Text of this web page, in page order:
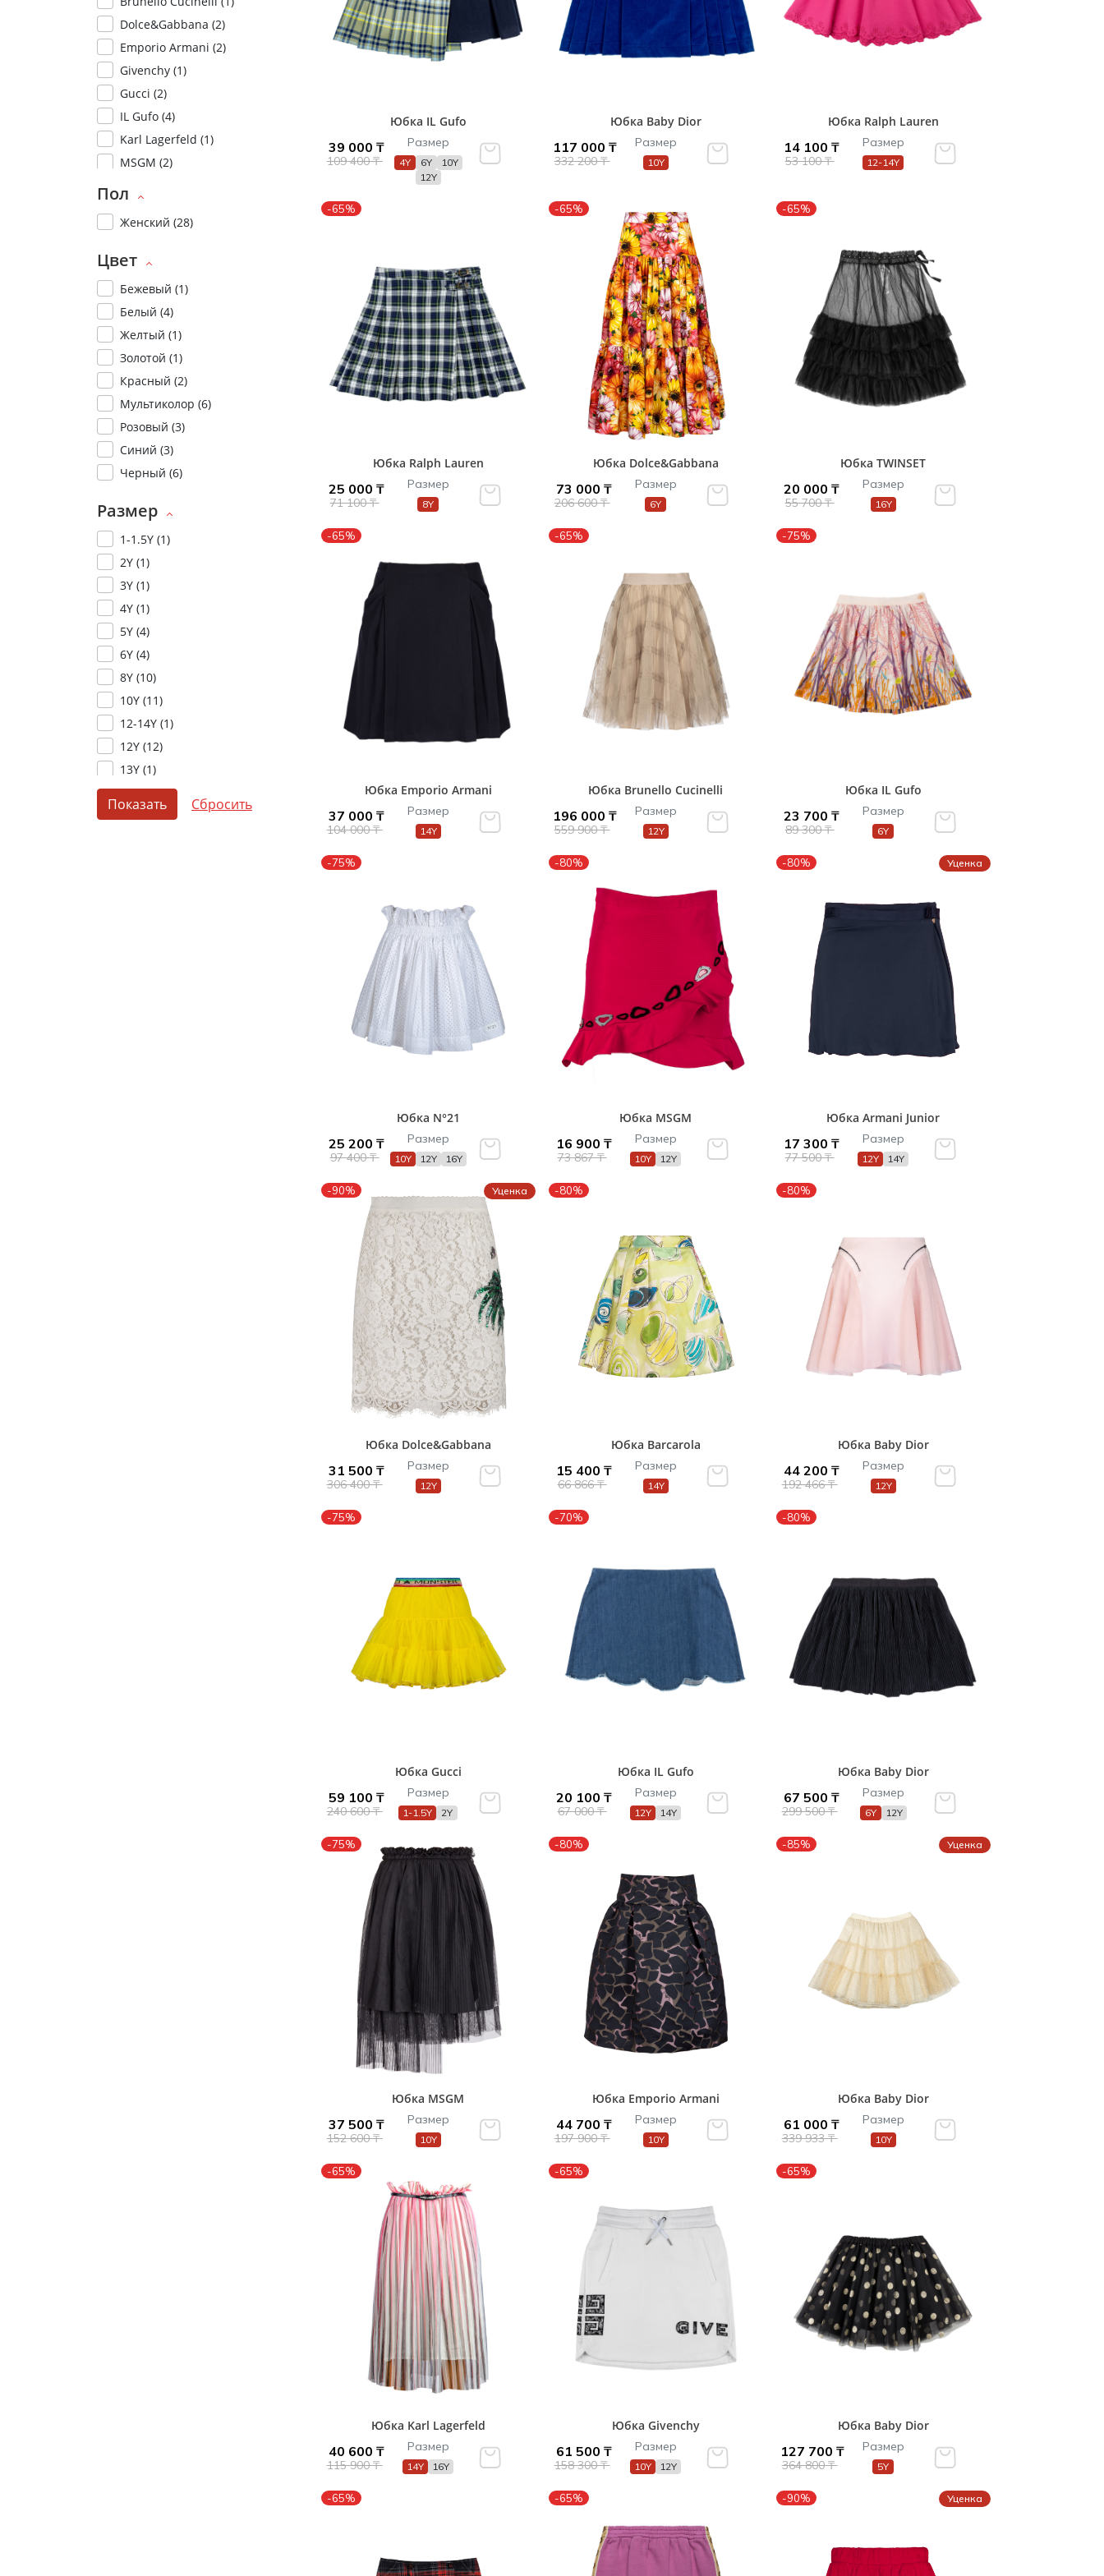
Спортивная одежда
Рубашки / Блузки /
Dolce&Gabbana (2)
Emporio Armani (2)
Givenchy (1)
Gucci (2)
IL Gufo (4)
Karl Lagerfeld (1)
MSGM (2)
TWINSET (1)
Пол
Женский (28)
Цвет
Бежевый (1)
Белый (4)
Желтый (1)
Золотой (1)
Красный (2)
Мультиколор (6)
Розовый (3)
Синий (3)
Черный (6)
Размер
1-1.5Y (1)
2Y (1)
3Y (1)
4Y (1)
5Y (4)
6Y (4)
8Y (10)
10Y (11)
12-14Y (1)
12Y (12)
13Y (1)
14Y (10)
Показать
Юбка IL Gufo
39 000 ₸
109 400 ₸
Размер
4Y 6Y
10Y
12Y
Юбка Baby Dior
117 000 ₸
332 200 ₸
Размер
10Y
Юбка Ralph Lauren
14 100 ₸
53 100 ₸
Размер
12-14Y
-65%
Юбка Ralph Lauren
25 000 ₸
71 100 ₸
Размер
8Y
-65%
Юбка Dolce&Gabbana
73 000 ₸
206 600 ₸
Размер
6Y
-65%
Юбка TWINSET
20 000 ₸
55 700 ₸
Размер
16Y
-65%
Юбка Emporio Armani
37 000 ₸
104 000 ₸
Размер
14Y
-65%
Юбка Brunello Cucinelli
196 000 ₸
559 900 ₸
Размер
12Y
-75%
Юбка IL Gufo
23 700 ₸
89 300 ₸
Размер
6Y
-75%
Юбка N°21
25 200 ₸
97 400 ₸
Размер
10Y 12Y 16Y
-80%
Юбка MSGM
16 900 ₸
73 867 ₸
Размер
10Y 12Y
-80% Уценка
Юбка Armani Junior
17 300 ₸
77 500 ₸
Размер
12Y 14Y
-90% Уценка
Юбка Dolce&Gabbana
31 500 ₸
306 400 ₸
Размер
12Y
-80%
Юбка Barcarola
15 400 ₸
66 866 ₸
Размер
14Y
-80%
Юбка Baby Dior
44 200 ₸
192 466 ₸
Размер
12Y
-75%
Юбка Gucci
59 100 ₸
240 600 ₸
Размер
1-1.5Y 2Y
-70%
Юбка IL Gufo
20 100 ₸
67 000 ₸
Размер
12Y 14Y
-80%
Юбка Baby Dior
67 500 ₸
299 500 ₸
Размер
6Y 12Y
-75%
Юбка MSGM
37 500 ₸
152 600 ₸
Размер
10Y
-80%
Юбка Emporio Armani
44 700 ₸
197 900 ₸
Размер
10Y
-85% Уценка
Юбка Baby Dior
61 000 ₸
339 933 ₸
Размер
10Y
-65%
Юбка Karl Lagerfeld
40 600 ₸
115 900 ₸
Размер
14Y 16Y
-65%
Юбка Givenchy
61 500 ₸
158 300 ₸
Размер
10Y 12Y
-65%
Юбка Baby Dior
127 700 ₸
364 800 ₸
Размер
5Y
-65% -65% -90% Уценка